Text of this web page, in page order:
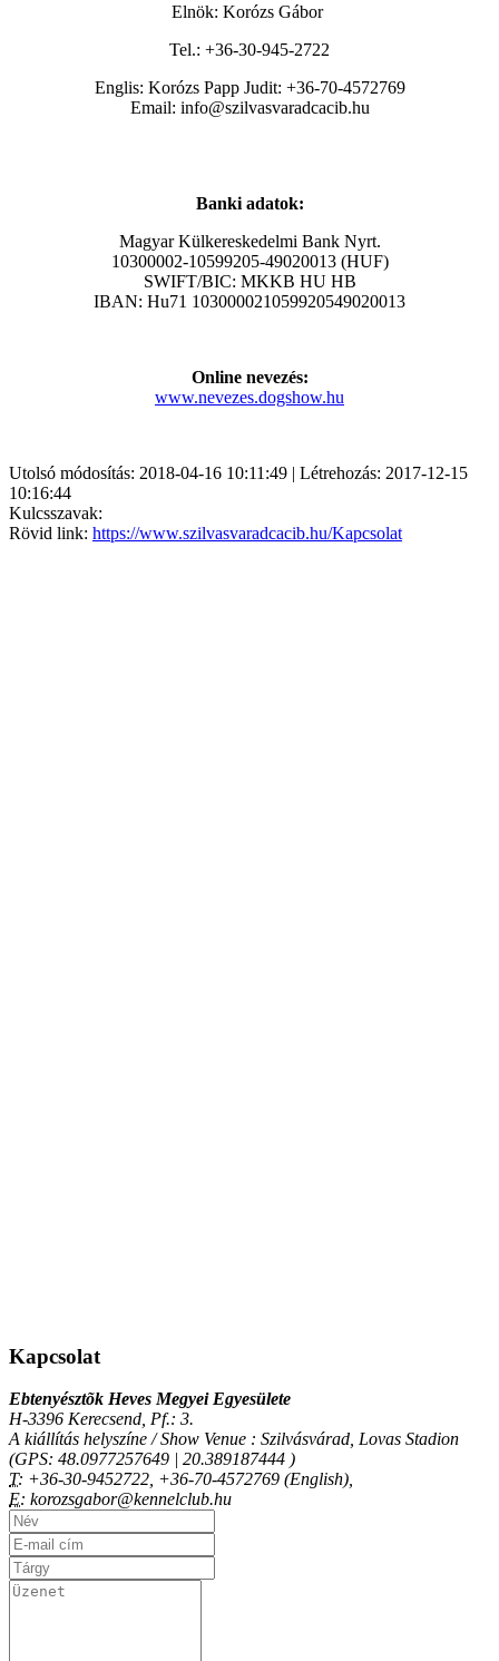
Elnök: Korózs Gábor
Tel.: +36-30-945-2722
Englis: Korózs Papp Judit: +36-70-4572769
Email: info@szilvasvaradcacib.hu
Banki adatok:
Magyar Külkereskedelmi Bank Nyrt.
10300002-10599205-49020013 (HUF)
SWIFT/BIC: MKKB HU HB
IBAN: Hu71 103000021059920549020013
Online nevezés:
www.nevezes.dogshow.hu
Utolsó módosítás: 2018-04-16 10:11:49 | Létrehozás: 2017-12-15
10:16:44
Kulcsszavak:
Rövid link: https://www.szilvasvaradcacib.hu/Kapcsolat
Kapcsolat
Ebtenyésztõk Heves Megyei Egyesülete
H-3396 Kerecsend, Pf.: 3.
A kiállítás helyszíne / Show Venue : Szilvásvárad, Lovas Stadion
(GPS: 48.0977257649 | 20.389187444 )
T: +36-30-9452722, +36-70-4572769 (English),
E: korozsgabor@kennelclub.hu